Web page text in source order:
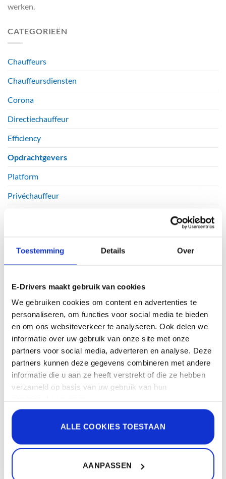
Toestemming Details Over
E-Drivers maakt gebruik van cookies
We gebruiken cookies om content en advertenties te
personaliseren, om functies voor social media te bieden
en om ons websiteverkeer te analyseren. Ook delen we
informatie over uw gebruik van onze site met onze
partners voor social media, adverteren en analyse. Deze
partners kunnen deze gegevens combineren met andere
informatie die u aan ze heeft verstrekt of die ze hebben
verzameld op basis van uw gebruik van hun
Sommige van de gegevens die worden verzameld, zijn
bedoeld voor personalisatie en het meten van de
effectiviteit van advertenties.Lees meer.
ALLE COOKIES TOESTAAN
AANPASSEN
werken.
CATEGORIEËN
Chauffeurs
Chauffeursdiensten
Corona
Directiechauffeur
Efficiency
Opdrachtgevers
Platform
Privéchauffeur
september 2025(1)
januari 2024(2)
november 2022(1)
oktober 2022(1)
september 2022(1)
juni 2022(2)
januari 2022(2)
december 2021(2)
september 2021(1)